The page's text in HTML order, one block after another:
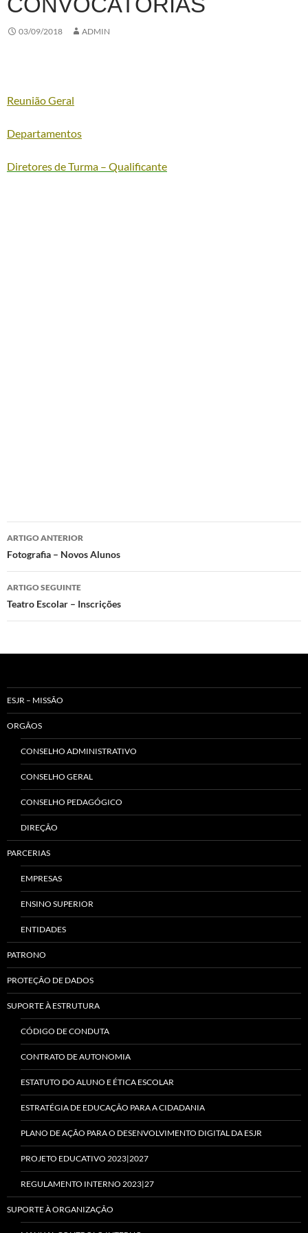
03/09/2018 ADMIN
Reunião Geral
Departamentos
Diretores de Turma – Qualificante
Navegação
de
artigos
ARTIGO ANTERIOR
Fotografia – Novos Alunos
ARTIGO SEGUINTE
Teatro Escolar – Inscrições
ESJR – MISSÃO
ORGÃOS
CONSELHO ADMINISTRATIVO
CONSELHO GERAL
CONSELHO PEDAGÓGICO
DIREÇÃO
PARCERIAS
EMPRESAS
ENSINO SUPERIOR
ENTIDADES
PATRONO
PROTEÇÃO DE DADOS
SUPORTE À ESTRUTURA
CÓDIGO DE CONDUTA
CONTRATO DE AUTONOMIA
ESTATUTO DO ALUNO E ÉTICA ESCOLAR
ESTRATÉGIA DE EDUCAÇÃO PARA A CIDADANIA
PLANO DE AÇÃO PARA O DESENVOLVIMENTO DIGITAL DA ESJR
PROJETO EDUCATIVO 2023|2027
REGULAMENTO INTERNO 2023|27
SUPORTE À ORGANIZAÇÃO